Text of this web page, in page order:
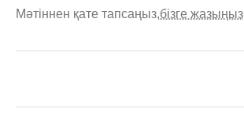
Мәтіннен қате тапсаңыз,бізге жазыңыз